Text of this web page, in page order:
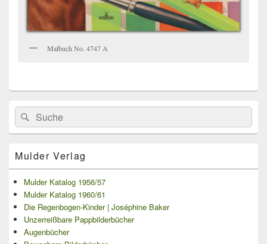
Malbuch No. 4747 A
Primärer
Seitenleisten
Widget-
Bereich
Search
for:
Suche
Mulder Verlag
Mulder Katalog 1956/57
Mulder Katalog 1960/61
Die Regenbogen-Kinder | Joséphine Baker
Unzerreißbare Pappbilderbücher
Augenbücher